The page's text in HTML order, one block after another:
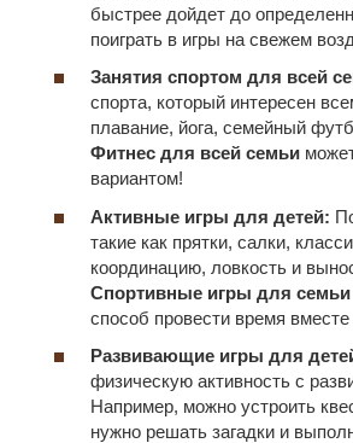
быстрее дойдет до
поиграть в игры на свежем
Занятия спортом для всей
спорта, который интересен
плавание, йога, семейный
Фитнес для всей семьи
вариантом!
Активные игры для детей:
такие как прятки, салки,
координацию, ловкость и
Спортивные игры для семьи
способ провести время
Развивающие игры для
физическую активность с
Например, можно устроить
нужно решать загадки и